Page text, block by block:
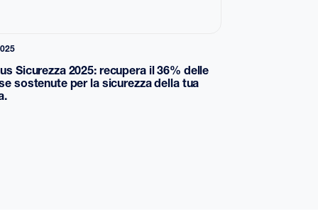
Sicurezza 2025: recupera il 36% delle
sostenute per la sicurezza della tua